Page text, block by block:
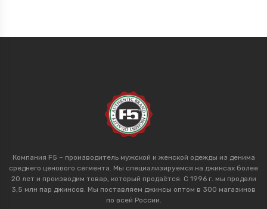
Компания F5 – производитель мужской и женской одежды из денима
среднего ценового сегмента. Мы специализируемся на джинсах более
20 лет и производим товар, который продаётся. С 1996 г. мы продали
3,5 млн пар джинсов. Мы поставляем джинсы оптом в 300 магазинов
по всей России.